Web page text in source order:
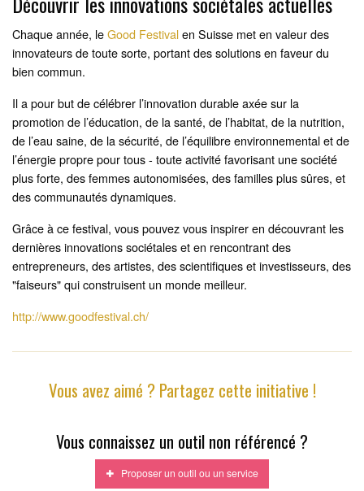
Chaque année, leGood Festivalen Suisse met en valeur des
innovateurs de toute sorte, portant des solutions en faveur du
bien commun.
Il a pour but de célébrer l’innovation durable axée sur la
promotion de l’éducation, de la santé, de l’habitat, de la nutrition,
de l’eau saine, de la sécurité, de l’équilibre environnemental et de
l’énergie propre pour tous - toute activité favorisant une société
plus forte, des femmes autonomisées, des familles plus sûres, et
des communautés dynamiques.
Grâce à ce festival, vous pouvez vous inspirer en découvrant les
dernières innovations sociétales et en rencontrant des
entrepreneurs, des artistes, des scientifiques et investisseurs, des
"faiseurs" qui construisent un monde meilleur.
http://www.goodfestival.ch/
Vous avez aimé ? Partagez cette initiative !
Vous connaissez un outil non référencé ?
Proposer un outil ou un service